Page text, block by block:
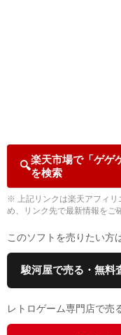
🔍楽天市場で「ゲゲ
を検索
※ 上記リンクは楽天アフィリ
め、リンク先で最新情報をご
このソフトを売りたい方
駿河屋で売る・無料
レトロゲーム専門店で売